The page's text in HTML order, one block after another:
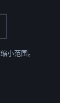
小范围。